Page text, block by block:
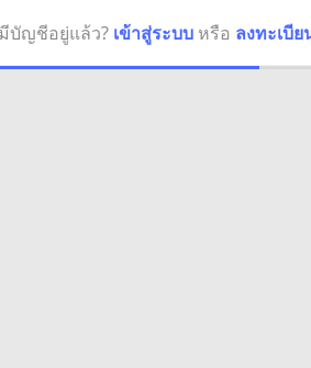
บัญชีอยู่แล้ว? เข้าสู่ระบบ หรือ ลงทะเบีย